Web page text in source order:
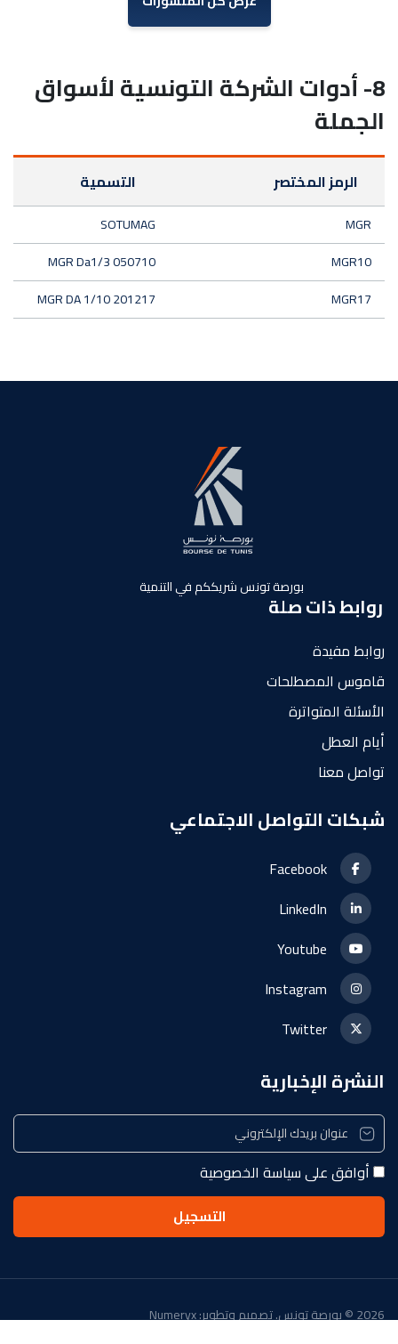
8- أدوات الشركة التونسية لأسواق
الجملة
الرمز المختصر التسمية
MGR
SOTUMAG
MGR10
MGR Da1/3 050710
MGR17
MGR DA 1/10 201217
بورصة تونس شريككم في التنمية
روابط ذات صلة
روابط مفيدة
قاموس المصطلحات
الأسئلة المتواترة
أيام العطل
تواصل معنا
شبكات التواصل الاجتماعي
Facebook
LinkedIn
Youtube
Instagram
Twitter
النشرة الإخبارية
أوافق على سياسة الخصوصية
2026 © بورصة تونس. تصميم وتطوير: Numeryx